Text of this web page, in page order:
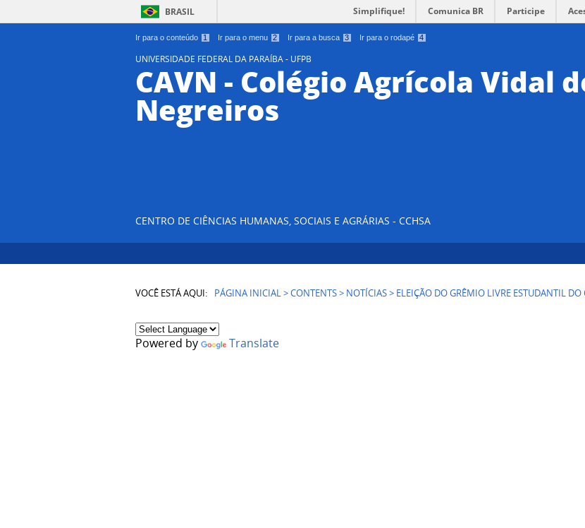
Ir para o conteúdo 1 Ir para o menu 2 Ir para a busca 3 Ir para o rodapé 4
BRASIL Simplifique! Comunica BR Participe
UNIVERSIDADE FEDERAL DA PARAÍBA - UFPB
CAVN - Colégio Agrícola Vidal
Negreiros
CENTRO DE CIÊNCIAS HUMANAS, SOCIAIS E AGRÁRIAS - CCHSA
VOCÊ ESTÁ AQUI: PÁGINA INICIAL>CONTENTS> NOTÍCIAS> ELEIÇÃO DO GRÊMIO LIVRE ESTUDANTIL DO
Powered by Translate